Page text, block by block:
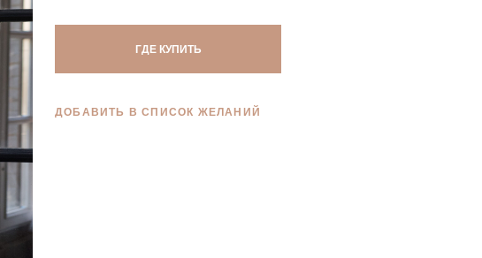
ГДЕ КУПИТЬ
ДОБАВИТЬ В СПИСОК ЖЕЛАНИЙ